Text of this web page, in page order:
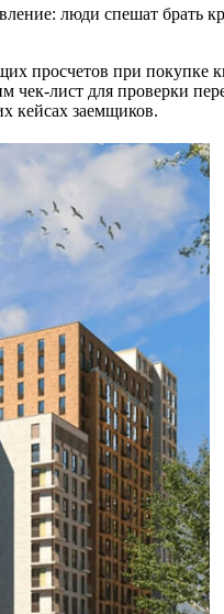
люди спешат брать
просчетов при
чек-лист для проверки
кейсах заемщиков.